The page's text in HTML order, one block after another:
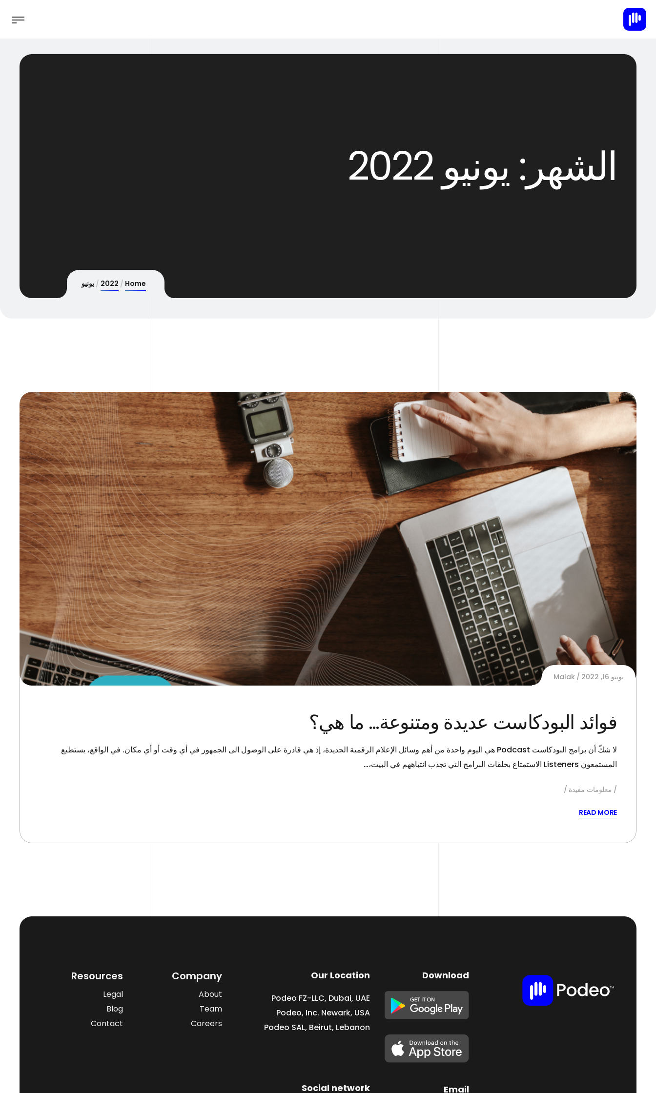
الشهر: يونيو 2022
Home
2022 يونيو
يونيو 16, 2022 Malak
فوائد البودكاست عديدة ومتنوعة… ما هي؟
لا شكّ أن برامج البودكاست Podcast هي اليوم واحدة من أهم وسائل الإعلام الرقمية الجديدة، إذ هي قادرة على الوصول الى الجمهور في أي وقت أو أي مكان. في الواقع، يستطيع
المستمعون Listeners الاستمتاع بحلقات البرامج التي تجذب انتباههم في البيت،…
معلومات مفيدة
READ MORE
Download
Email
Our Location
Podeo FZ-LLC, Dubai, UAE
Podeo, Inc. Newark, USA
Podeo SAL, Beirut, Lebanon
Social network
Company
About
Team
Careers
Resources
Legal
Blog
Contact